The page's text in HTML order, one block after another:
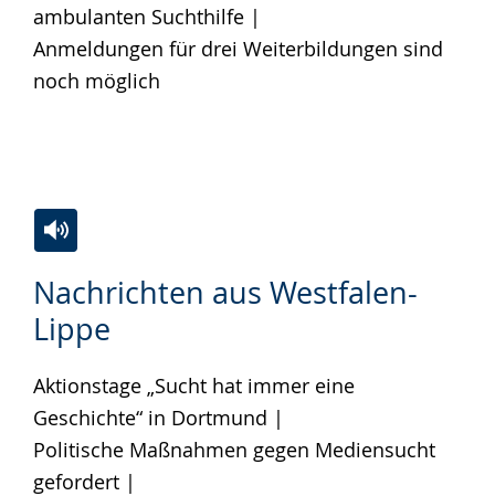
ambulanten Suchthilfe |
Anmeldungen für drei Weiterbildungen sind
noch möglich
Nachrichten aus Westfalen-
Lippe
Aktionstage „Sucht hat immer eine
Geschichte“ in Dortmund |
Politische Maßnahmen gegen Mediensucht
gefordert |
Leichten
Sprache
Audio-
Unterstützung.
Video
Gebärdensprache
wird
angezeigt.